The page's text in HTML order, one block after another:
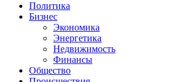
Политика
Бизнес
Экономика
Энергетика
Недвижимость
Финансы
Общество